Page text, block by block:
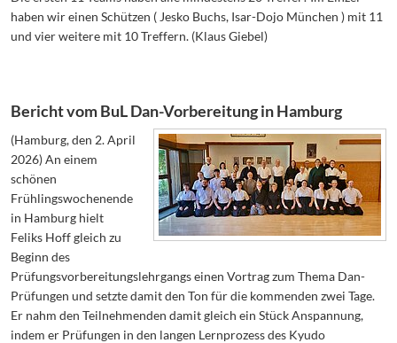
haben wir einen Schützen ( Jesko Buchs, Isar-Dojo München ) mit 11
und vier weitere mit 10 Treffern. (Klaus Giebel)
Bericht vom BuL Dan-Vorbereitung in Hamburg
(Hamburg, den 2. April
2026) An einem
schönen
Frühlingswochenende
in Hamburg hielt
Feliks Hoff gleich zu
Beginn des
Prüfungsvorbereitungslehrgangs einen Vortrag zum Thema Dan-
Prüfungen und setzte damit den Ton für die kommenden zwei Tage.
Er nahm den Teilnehmenden damit gleich ein Stück Anspannung,
indem er Prüfungen in den langen Lernprozess des Kyudo